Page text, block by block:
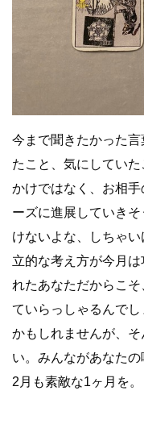
今まで聞きたかった
たこと、気にしてい
かけではなく、お相
ーズに進展していき
けないよな、しちゃ
立的な考え方が今月
れたあなただからこ
ていらっしゃるんで
かもしれませんが、
い。みんながあなたの
2月も素敵な1ヶ月を。